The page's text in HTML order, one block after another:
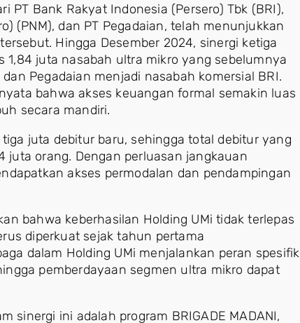
PT Bank Rakyat Indonesia (Persero) Tbk (BRI),
(PNM), dan PT Pegadaian, telah menunjukkan
Hingga Desember 2024, sinergi ketiga
juta nasabah ultra mikro yang sebelumnya
Pegadaian menjadi nasabah komersial BRI.
bahwa akses keuangan formal semakin luas
secara mandiri.
juta debitur baru, sehingga total debitur yang
juta orang. Dengan perluasan jangkauan
akses permodalan dan pendampingan
bahwa keberhasilan Holding UMi tidak terlepas
diperkuat sejak tahun pertama
dalam Holding UMi menjalankan peran spesifik
pemberdayaan segmen ultra mikro dapat
sinergi ini adalah program BRIGADE MADANI,